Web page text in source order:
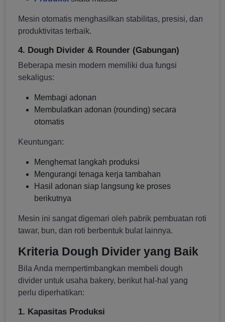
Mesin otomatis menghasilkan stabilitas, presisi, dan
produktivitas terbaik.
4. Dough Divider & Rounder (Gabungan)
Beberapa mesin modern memiliki dua fungsi
sekaligus:
Membagi adonan
Membulatkan adonan (rounding) secara
otomatis
Keuntungan:
Menghemat langkah produksi
Mengurangi tenaga kerja tambahan
Hasil adonan siap langsung ke proses
berikutnya
Mesin ini sangat digemari oleh pabrik pembuatan roti
tawar, bun, dan roti berbentuk bulat lainnya.
Kriteria Dough Divider yang Baik
Bila Anda mempertimbangkan membeli dough
divider untuk usaha bakery, berikut hal-hal yang
perlu diperhatikan:
1. Kapasitas Produksi